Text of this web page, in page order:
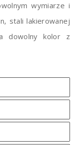
wymiarze i
stali lakierowanej
dowolny kolor z